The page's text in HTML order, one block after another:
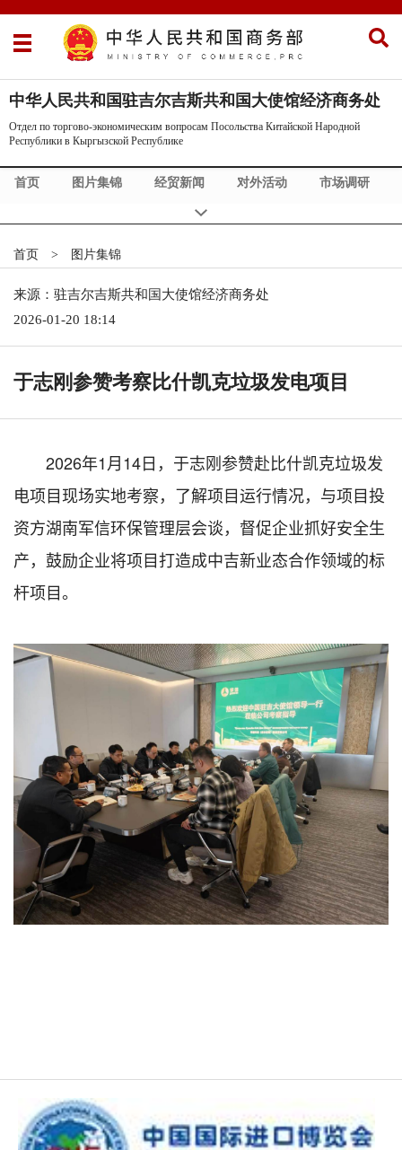
中华人民共和国驻吉尔吉斯共和国大使馆经济商务处
Отдел по торгово-экономическим вопросам Посольства Китайской Народной
Республики в Кыргызской Республике
首页 图片集锦 经贸新闻 对外活动 市场调研
首页 > 图片集锦
来源：驻吉尔吉斯共和国大使馆经济商务处
2026-01-20 18:14
于志刚参赞考察比什凯克垃圾发电项目
2026年1月14日，于志刚参赞赴比什凯克垃圾发
电项目现场实地考察，了解项目运行情况，与项目投
资方湖南军信环保管理层会谈，督促企业抓好安全生
产，鼓励企业将项目打造成中吉新业态合作领域的标
杆项目。